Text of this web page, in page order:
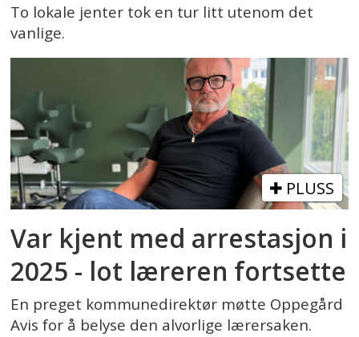
To lokale jenter tok en tur litt utenom det
vanlige.
PLUSS
Var kjent med arrestasjon i
2025 - lot læreren fortsette
En preget kommunedirektør møtte Oppegård
Avis for å belyse den alvorlige lærersaken.